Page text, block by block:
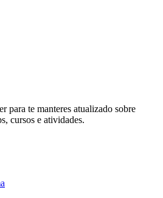
para te manteres atualizado sobre
cursos e atividades.